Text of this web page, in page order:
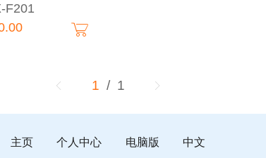
F201
1 / 1
主页 个人中心 电脑版 中文